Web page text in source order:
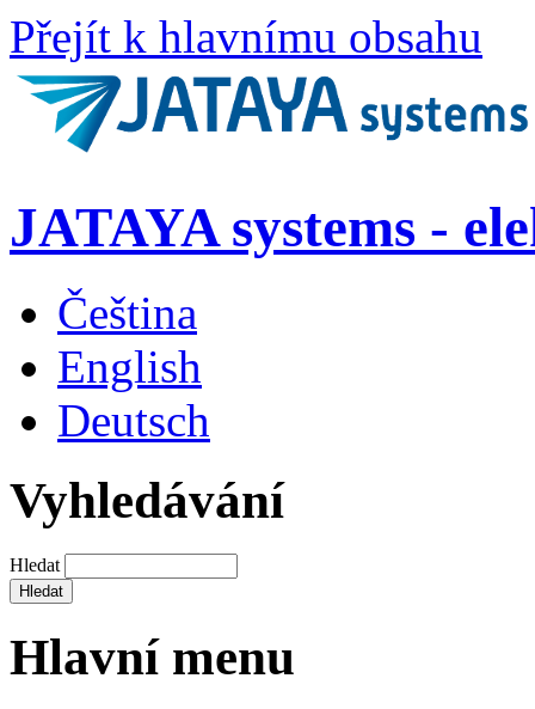
Přejít k hlavnímu obsahu
JATAYA systems -
Čeština
English
Deutsch
Vyhledávání
Hledat
Hlavní menu